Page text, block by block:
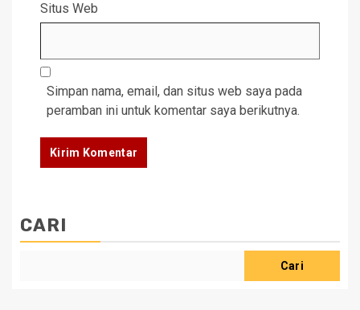
Situs Web
Simpan nama, email, dan situs web saya pada
peramban ini untuk komentar saya berikutnya.
CARI
Cari